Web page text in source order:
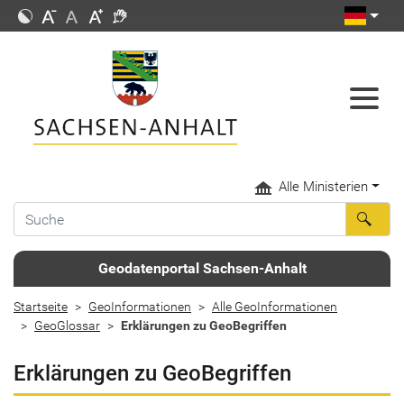
Alle Ministerien
Geodatenportal Sachsen-Anhalt
Startseite GeoInformationen
Alle GeoInformationen
GeoGlossar
Erklärungen zu GeoBegriffen
Erklärungen zu GeoBegriffen